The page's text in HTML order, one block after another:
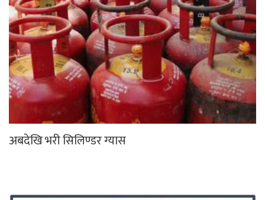
अबदेखि भरी सिलिण्डर ग्यास